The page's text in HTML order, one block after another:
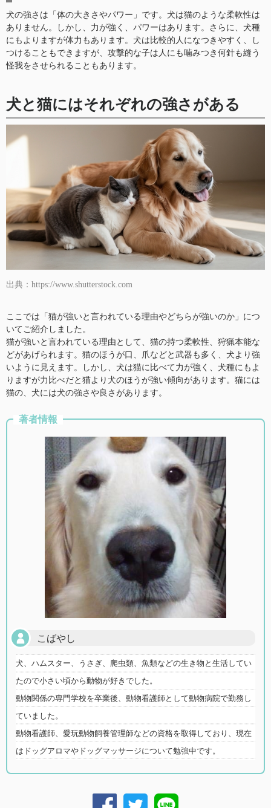
犬の強さは「体の大きさやパワー」です。犬は猫のような柔軟性は
ありません。しかし、力が強く、パワーはあります。さらに、犬種
にもよりますが体力もあります。犬は比較的人になつきやすく、し
つけることもできますが、攻撃的な子は人にも噛みつき何針も縫う
怪我をさせられることもあります。
犬と猫にはそれぞれの強さがある
出典：https://www.shutterstock.com
ここでは「猫が強いと言われている理由やどちらが強いのか」につ
いてご紹介しました。
猫が強いと言われている理由として、猫の持つ柔軟性、狩猟本能な
どがあげられます。猫のほうが口、爪などと武器も多く、犬より強
いように見えます。しかし、犬は猫に比べて力が強く、犬種にもよ
りますが力比べだと猫より犬のほうが強い傾向があります。猫には
猫の、犬には犬の強さや良さがあります。
著者情報
こばやし
犬、ハムスター、うさぎ、爬虫類、魚類などの生き物と生活してい
たので小さい頃から動物が好きでした。
動物関係の専門学校を卒業後、動物看護師として動物病院で勤務し
ていました。
動物看護師、愛玩動物飼養管理師などの資格を取得しており、現在
はドッグアロマやドッグマッサージについて勉強中です。